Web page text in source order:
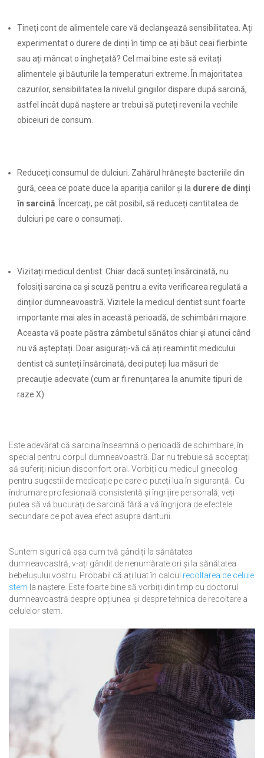
Tineți cont de alimentele care vă declanșează sensibilitatea. Ați
experimentat o durere de dinți în timp ce ați băut ceai fierbinte
sau ați mâncat o înghețată? Cel mai bine este să evitați
alimentele și băuturile la temperaturi extreme. În majoritatea
cazurilor, sensibilitatea la nivelul gingiilor dispare după sarcină,
astfel încât după naștere ar trebui să puteți reveni la vechile
obiceiuri de consum.
Reduceți consumul de dulciuri. Zahărul hrănește bacteriile din
gură, ceea ce poate duce la apariția cariilor și la durere de dinți
în sarcină . Încercați, pe cât posibil, să reduceți cantitatea de
dulciuri pe care o consumați.
Vizitați medicul dentist. Chiar dacă sunteți însărcinată, nu
folosiți sarcina ca și scuză pentru a evita verificarea regulată a
dinților dumneavoastră. Vizitele la medicul dentist sunt foarte
importante mai ales în această perioadă, de schimbări majore.
Aceasta vă poate păstra zâmbetul sănătos chiar și atunci când
nu vă așteptați. Doar asigurați-vă că ați reamintit medicului
dentist că sunteți însărcinată, deci puteți lua măsuri de
precauție adecvate (cum ar fi renunțarea la anumite tipuri de
raze X).
Este adevărat că sarcina înseamnă o perioadă de schimbare, în
special pentru corpul dumneavoastră. Dar nu trebuie să acceptați
să suferiți niciun disconfort oral. Vorbiți cu medicul ginecolog
pentru sugestii de medicație pe care o puteți lua în siguranță. Cu
îndrumare profesională consistentă și îngrijire personală, veți
putea să vă bucurați de sarcină fără a vă îngrijora de efectele
secundare ce pot avea efect asupra danturii.
Suntem siguri că așa cum tvă gândiți la sănătatea
dumneavoastră, v-ați gândit de nenumărate ori și la sănătatea
bebelușului vostru. Probabil că ați luat în calcul recoltarea de celule
stem la naștere. Este foarte bine să vorbiți din timp cu doctorul
dumneavoastră despre opțiunea și despre tehnica de recoltare a
celulelor stem.